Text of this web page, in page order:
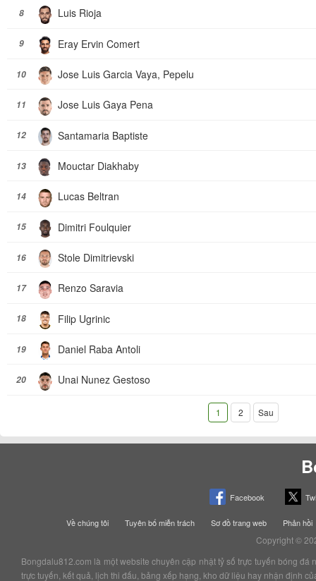
8 Luis Rioja
9 Eray Ervin Comert
10 Jose Luis Garcia Vaya, Pepelu
11 Jose Luis Gaya Pena
12 Santamaria Baptiste
13 Mouctar Diakhaby
14 Lucas Beltran
15 Dimitri Foulquier
16 Stole Dimitrievski
17 Renzo Saravia
18 Filip Ugrinic
19 Daniel Raba Antoli
20 Unai Nunez Gestoso
1 2 Sau
Facebook
Về chúng tôi Tuyên bố miễn trách Sơ đồ trang web Phản hồi
Copyright ©
Bongdalu812.com là một website chuyên cập nhật tỷ số trực tuyến bóng
trực tuyến, kết quả, lịch thi đấu, bảng xếp hạng, kho dữ liệu hay nhận định